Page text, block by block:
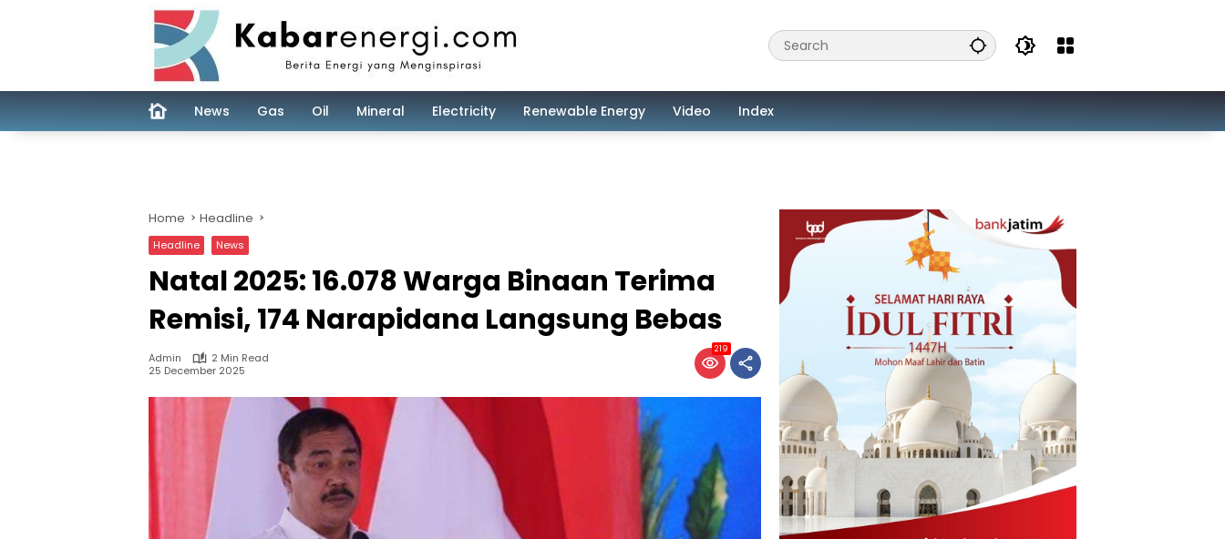
News Gas Oil Mineral Electricity Renewable Energy Video Index
Home Headline
Headline News
Natal 2025: 16.078 Warga Binaan Terima
Remisi, 174 Narapidana Langsung Bebas
Admin
2 Min Read
25 December 2025
219